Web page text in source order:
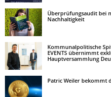
Überprüfungsaudit bei
Nachhaltigkeit
Kommunalpolitische
EVENTS übernimmt
Hauptversammlung
Patric Weiler bekommt